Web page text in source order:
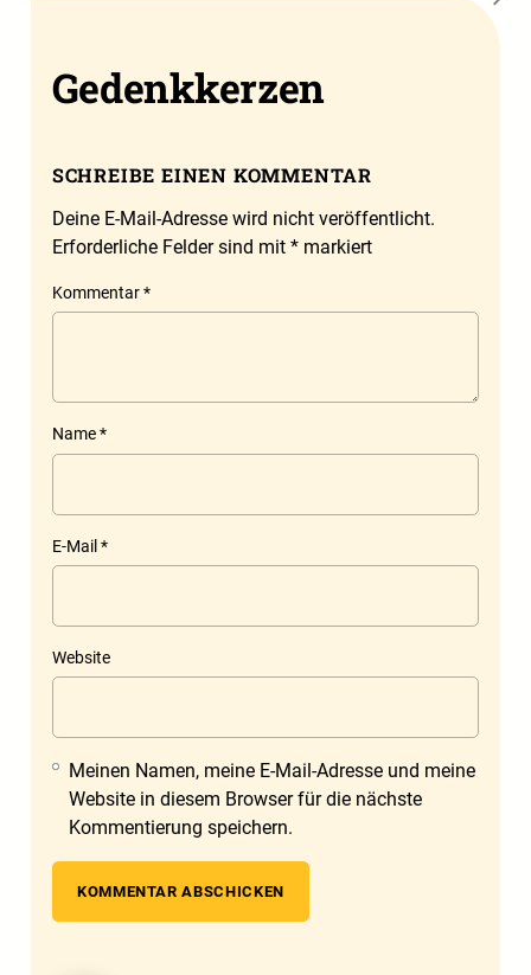
Gedenkkerzen
SCHREIBE EINEN KOMMENTAR
Deine E-Mail-Adresse wird nicht veröffentlicht.
Erforderliche Felder sind mit *markiert
Kommentar*
Name*
E-Mail *
Website
Meinen Namen, meine E-Mail-Adresse und meine
Website in diesem Browser für die nächste
Kommentierung speichern.